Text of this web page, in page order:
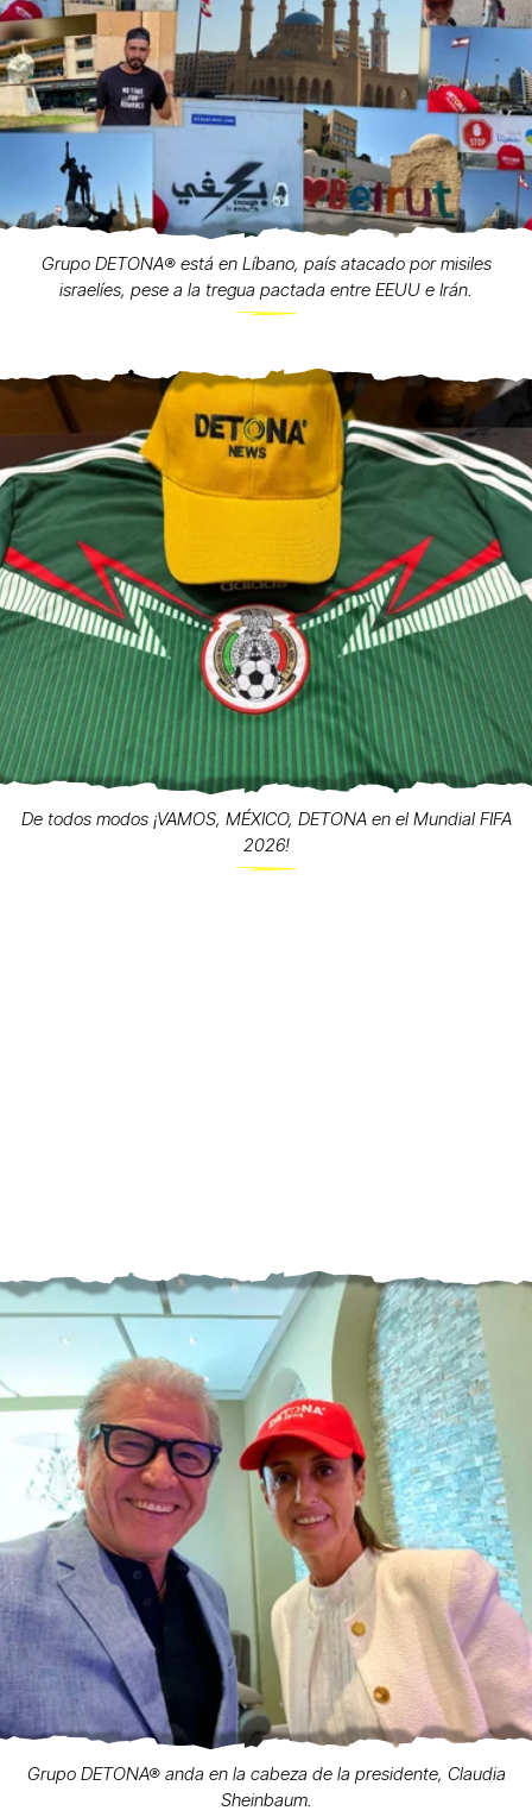
Grupo DETONA®️ está en Líbano, país atacado por misiles
israelíes, pese a la tregua pactada entre EEUU e Irán.
De todos modos ¡VAMOS, MÉXICO, DETONA en el Mundial FIFA
2026!
Grupo DETONA® anda en la cabeza de la presidente, Claudia
Sheinbaum.